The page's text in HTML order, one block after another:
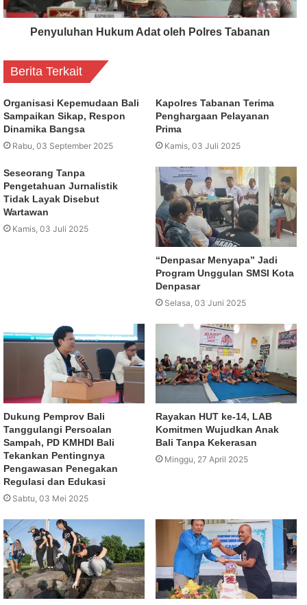
Penyuluhan Hukum Adat oleh Polres Tabanan
Berita Terkait
Organisasi Kepemudaan Bali
Sampaikan Sikap, Respon
Dinamika Bangsa
Rabu, 03 September 2025
Kapolres Tabanan Terima
Penghargaan Pelayanan
Prima
Kamis, 03 Juli 2025
Seseorang Tanpa
Pengetahuan Jurnalistik
Tidak Layak Disebut
Wartawan
Kamis, 03 Juli 2025
“Denpasar Menyapa” Jadi
Program Unggulan SMSI Kota
Denpasar
Selasa, 03 Juni 2025
Dukung Pemprov Bali
Tanggulangi Persoalan
Sampah, PD KMHDI Bali
Tekankan Pentingnya
Pengawasan Penegakan
Regulasi dan Edukasi
Sabtu, 03 Mei 2025
Rayakan HUT ke-14, LAB
Komitmen Wujudkan Anak
Bali Tanpa Kekerasan
Minggu, 27 April 2025